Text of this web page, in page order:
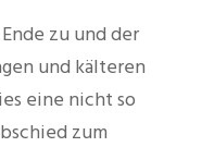
zu und der
und kälteren
eine nicht so
zum